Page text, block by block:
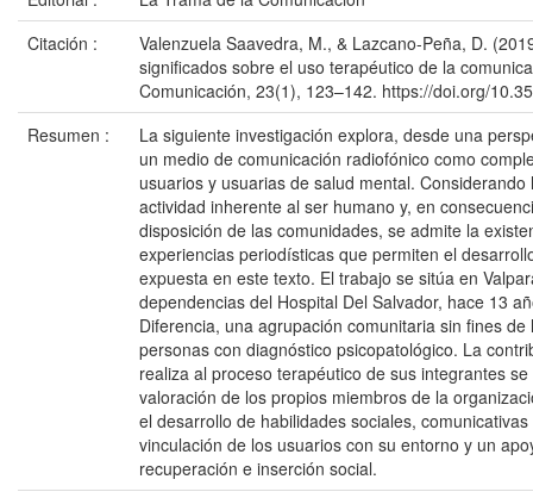
Citación :
Valenzuela Saavedra, M., & Lazcano-Peña, D.
significados sobre el uso terapéutico de la
Comunicación, 23(1), 123–142. https://doi.org/
Resumen :
La siguiente investigación explora, desde una
un medio de comunicación radiofónico como
usuarios y usuarias de salud mental.
actividad inherente al ser humano y, en
disposición de las comunidades, se admite la
experiencias periodísticas que permiten el
expuesta en este texto. El trabajo se sitúa en
dependencias del Hospital Del Salvador, hace 13
Diferencia, una agrupación comunitaria sin fines
personas con diagnóstico psicopatológico. La
realiza al proceso terapéutico de sus integrantes
valoración de los propios miembros de la
el desarrollo de habilidades sociales,
vinculación de los usuarios con su entorno y un
recuperación e inserción social.